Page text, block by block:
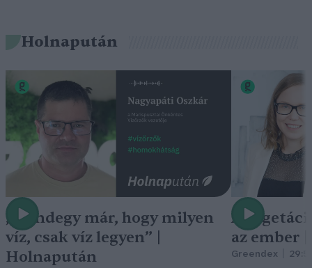
Holnapután
„Mindegy már, hogy milyen
víz, csak víz legyen” |
Holnapután
A
az ember
Greendex